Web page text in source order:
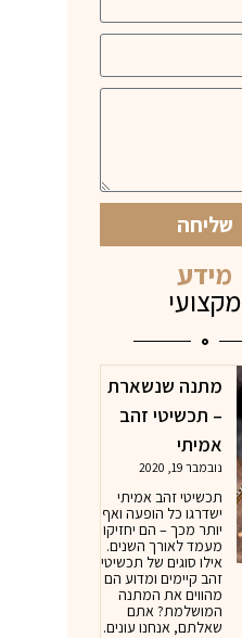
שליחה
מידע
מקצועי
מתנה שנשארת
– תכשיטי זהב
אמיתי
נובמבר 19, 2020
תכשיטי זהב אמיתי
ישדרגו כל הופעה ואף
יותר מכך – הם יחזיקו
מעמד לאורך השנים.
אילו סוגים של תכשיטי
זהב קיימים ומדוע הם
מהווים את המתנה
המושלמת? אתם
שאלתם, אנחנו עונים.